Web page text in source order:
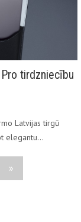
tirdzniecību
Latvijas tirgū
elegantu…
»